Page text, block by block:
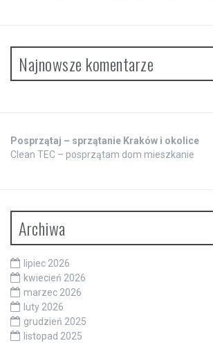
Najnowsze komentarze
Posprzątaj – sprzątanie Kraków i okolice
Clean TEC – posprzątam dom mieszkanie
Archiwa
lipiec 2026
kwiecień 2026
marzec 2026
luty 2026
grudzień 2025
listopad 2025